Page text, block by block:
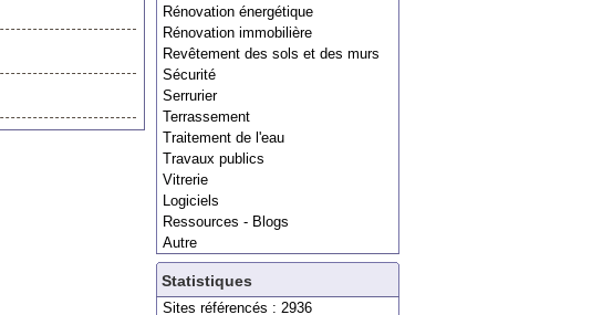
Rénovation énergétique
Rénovation immobilière
Revêtement des sols et des murs
Sécurité
Serrurier
Terrassement
Traitement de l'eau
Travaux publics
Vitrerie
Logiciels
Ressources - Blogs
Autre
Statistiques
Sites référencés : 2936